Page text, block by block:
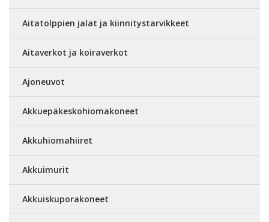
Aitatolppien jalat ja kiinnitystarvikkeet
Aitaverkot ja koiraverkot
Ajoneuvot
Akkuepäkeskohiomakoneet
Akkuhiomahiiret
Akkuimurit
Akkuiskuporakoneet